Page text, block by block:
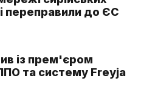
переправили до ЄС
із прем'єром
та систему Freyja